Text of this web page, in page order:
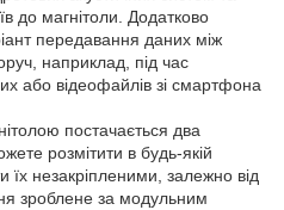
до магнітоли. Додатково
передавання даних між
наприклад, під час
або відеофайлів зі смартфона
постачається два
розмітити в будь-якій
їх незакріпленими, залежно від
зроблене за модульним